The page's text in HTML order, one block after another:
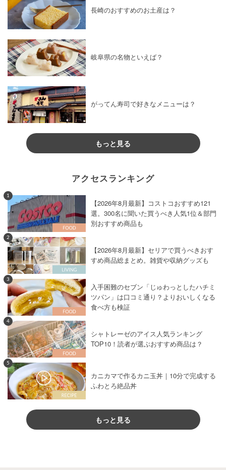
長崎のおすすめのお土産は？
岐阜県の名物といえば？
がってん寿司で好きなメニューは？
もっと見る
アクセスランキング
1
【2026年8月最新】コストコおすすめ121
選。300名に聞いた買うべき人気1位＆部門
別おすすめ商品も
2
【2026年8月最新】セリアで買うべきおす
すめ商品総まとめ。雑貨や収納グッズも
3
入手困難のセブン「じゅわっとしたハチミ
ツパン」は口コミ通り？よりおいしくなる
食べ方も検証
4
シャトレーゼのアイス人気ランキング
TOP10！読者が選ぶおすすめ商品は？
5
カニカマで作るカニ玉丼｜10分で完成する
ふわとろ絶品丼
もっと見る